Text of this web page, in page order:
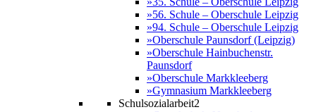
»56. Schule – Oberschule Leipzig
»94. Schule – Oberschule Leipzig
»Oberschule Paunsdorf (Leipzig)
»Oberschule Hainbuchenstr.
Paunsdorf
»Oberschule Markkleeberg
»Gymnasium Markkleeberg
Schulsozialarbeit2